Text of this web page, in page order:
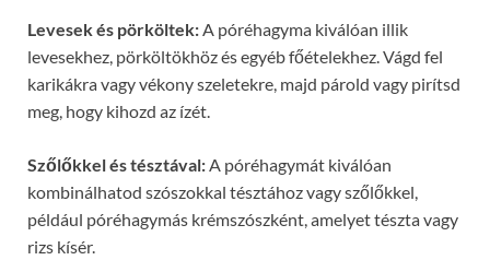
Levesek és pörköltek: A póréhagyma kiválóan illik
levesekhez, pörköltökhöz és egyéb főételekhez. Vágd fel
karikákra vagy vékony szeletekre, majd párold vagy pirítsd
meg, hogy kihozd az ízét.
Szőlőkkel és tésztával: A póréhagymát kiválóan
kombinálhatod szószokkal tésztához vagy szőlőkkel,
például póréhagymás krémszószként, amelyet tészta vagy
rizs kísér.